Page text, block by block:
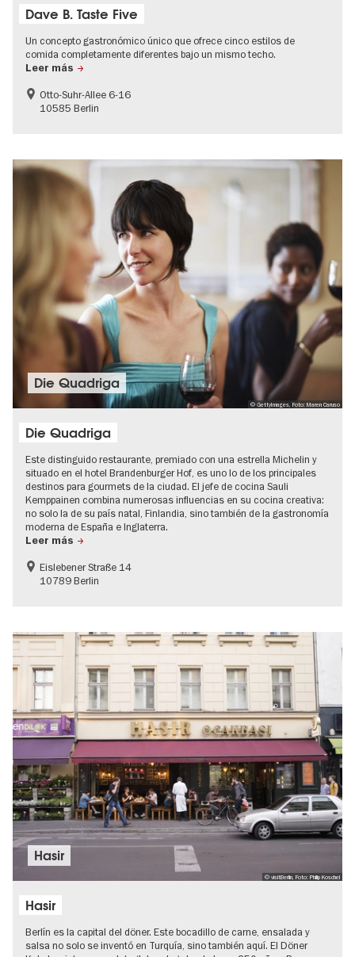
Dave B. Taste Five
Un concepto gastronómico único que ofrece cinco estilos de
comida completamente diferentes bajo un mismo techo.
Leer más
Otto-Suhr-Allee 6-16
10585 Berlin
© GettyImages, Foto: Maren Caruso
Die Quadriga
Die Quadriga
Este distinguido restaurante, premiado con una estrella Michelin y
situado en el hotel Brandenburger Hof, es uno lo de los principales
destinos para gourmets de la ciudad. El jefe de cocina Sauli
Kemppainen combina numerosas influencias en su cocina creativa:
no solo la de su país natal, Finlandia, sino también de la gastronomía
moderna de España e Inglaterra.
Leer más
Eislebener Straße 14
10789 Berlin
© visitBerlin, Foto: Philip Koschel
Hasir
Hasir
Berlín es la capital del döner. Este bocadillo de carne, ensalada y
salsa no solo se inventó en Turquía, sino también aquí. El Döner